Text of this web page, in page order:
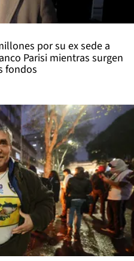
por su ex sede a
Parisi mientras surgen
fondos